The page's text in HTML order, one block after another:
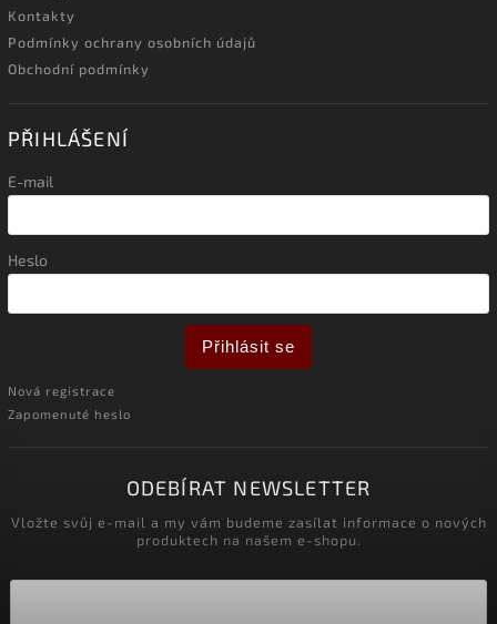
Kontakty
Podmínky ochrany osobních údajů
Obchodní podmínky
PŘIHLÁŠENÍ
E-mail
Heslo
Přihlásit se
Nová registrace
Zapomenuté heslo
ODEBÍRAT NEWSLETTER
Vložte svůj e-mail a my vám budeme zasílat informace o nových
produktech na našem e-shopu.